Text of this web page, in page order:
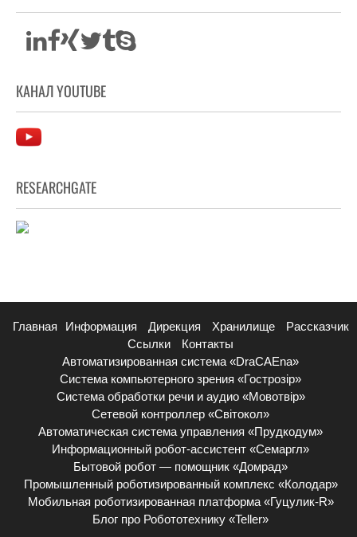
КАНАЛ YOUTUBE
RESEARCHGATE
Главная Информация Дирекция Хранилище
Рассказчик
Ссылки
Контакты
Автоматизированная система «DraCAEna»
Система компьютерного зрения «Гострозір»
Система обработки речи и аудио «Мовотвір»
Сетевой контроллер «Світокол»
Автоматическая система управления «Прудкодум»
Информационный робот-ассистент «Семаргл»
Бытовой робот — помощник «Домрад»
Промышленный роботизированный комплекс «Колодар»
Мобильная роботизированная платформа «Гуцулик-R»
Блог про Робототехнику «Teller»